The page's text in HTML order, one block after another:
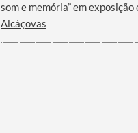
som e memória” em exposição
Alcáçovas